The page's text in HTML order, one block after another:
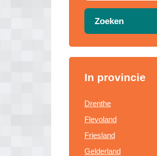
Zoeken
In provincie
Drenthe
Flevoland
Friesland
Gelderland